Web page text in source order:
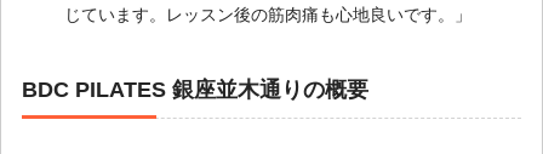
じています。レッスン後の筋肉痛も心地良いです。」
BDC PILATES 銀座並木通りの概要